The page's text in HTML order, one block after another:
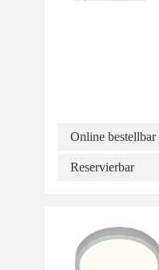
Online bestellbar
Reservierbar